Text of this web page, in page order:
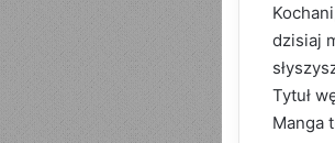
dzisiaj
Tytuł
Manga